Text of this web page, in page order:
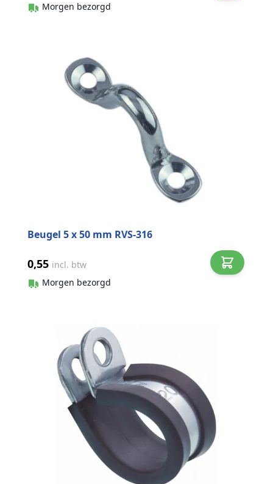
Morgen bezorgd
Beugel 5 x 50 mm RVS-316
0,55 incl. btw
Morgen bezorgd